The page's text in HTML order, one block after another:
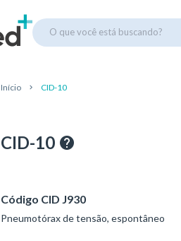
O que você está buscando?
Início CID-10
CID-10
Código CID J930
Pneumotórax de tensão, espontâneo